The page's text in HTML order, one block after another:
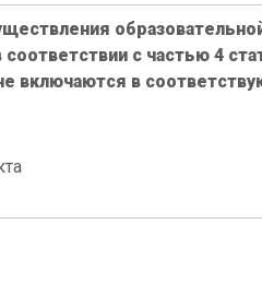
с частью 4
включаются в